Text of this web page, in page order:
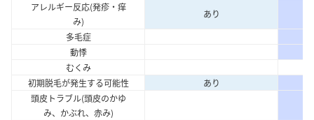
アレルギー反応(発疹・痒
み)
あり
多毛症
動悸
むくみ
初期脱毛が発生する可能性
あり
頭皮トラブル(頭皮のかゆ
み、かぶれ、赤み)